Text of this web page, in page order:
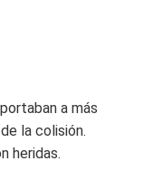
a más
la colisión.
heridas.